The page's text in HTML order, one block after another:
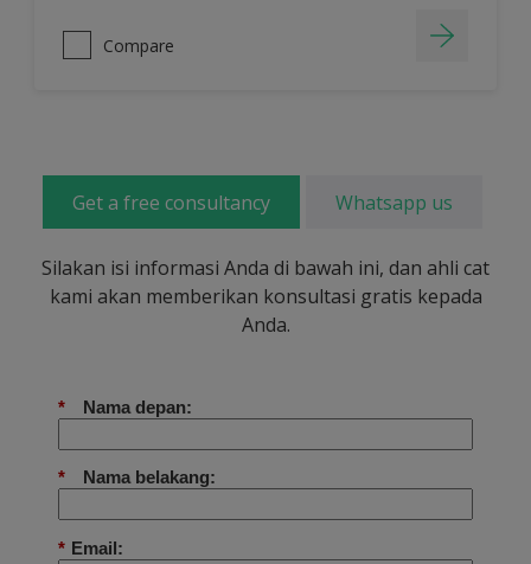
Compare
Get a free consultancy Whatsapp us
Silakan isi informasi Anda di bawah ini, dan ahli cat
kami akan memberikan konsultasi gratis kepada
Anda.